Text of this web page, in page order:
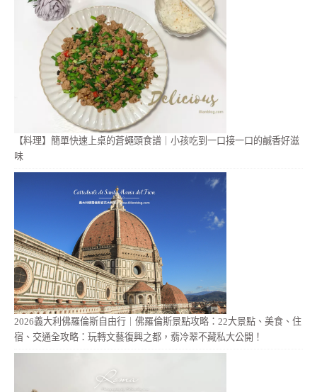
【料理】簡單快速上桌的蒼蠅頭食譜｜小孩吃到一口接一口的鹹香好滋
味
2026義大利佛羅倫斯自由行｜佛羅倫斯景點攻略：22大景點、美食、住
宿、交通全攻略：玩轉文藝復興之都，翡冷翠不藏私大公開！